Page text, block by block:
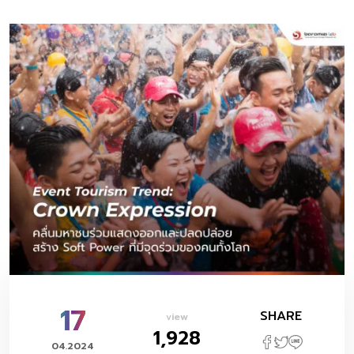
17
04.2024
view
1,928
SHARE